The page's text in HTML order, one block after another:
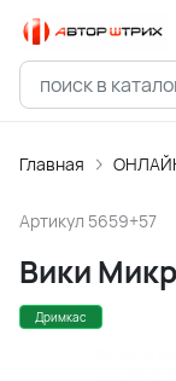
Главная
Артикул 5659+57
Вики
Дримкас